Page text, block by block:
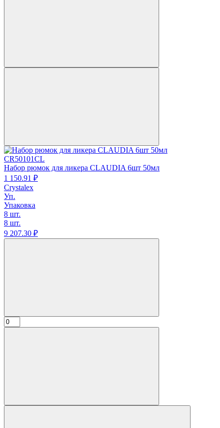
CR50101CL
Набор рюмок для ликера CLAUDIA 6шт 50мл
1 150.91 ₽
Crystalex
Уп.
Упаковка
8 шт.
8 шт.
9 207.30 ₽